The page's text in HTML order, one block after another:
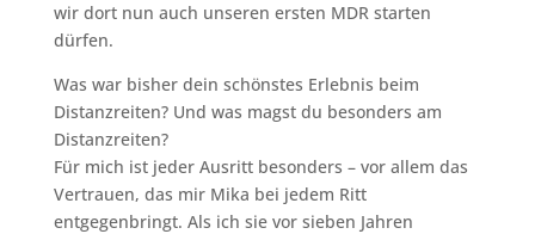
wir dort nun auch unseren ersten MDR starten
dürfen.
Was war bisher dein schönstes Erlebnis beim
Distanzreiten? Und was magst du besonders am
Distanzreiten?
Für mich ist jeder Ausritt besonders – vor allem das
Vertrauen, das mir Mika bei jedem Ritt
entgegenbringt. Als ich sie vor sieben Jahren